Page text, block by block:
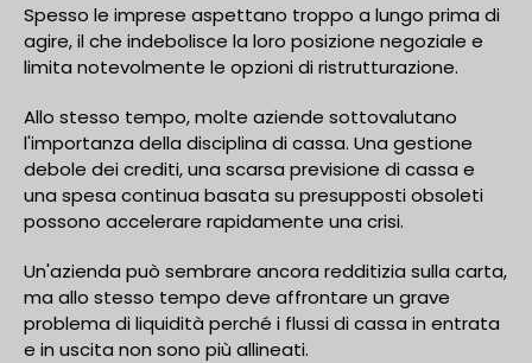
Spesso le imprese aspettano troppo a lungo prima di
agire, il che indebolisce la loro posizione negoziale e
limita notevolmente le opzioni di ristrutturazione.
Allo stesso tempo, molte aziende sottovalutano
l'importanza della disciplina di cassa. Una gestione
debole dei crediti, una scarsa previsione di cassa e
una spesa continua basata su presupposti obsoleti
possono accelerare rapidamente una crisi.
Un'azienda può sembrare ancora redditizia sulla carta,
ma allo stesso tempo deve affrontare un grave
problema di liquidità perché i flussi di cassa in entrata
e in uscita non sono più allineati.